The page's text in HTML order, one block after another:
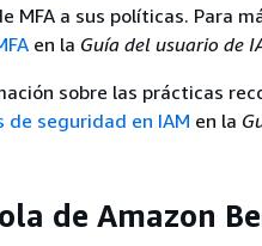
MFA a sus políticas. Para
en la Guía del usuario de
sobre las prácticas
de seguridad en IAM en la
de Amazon